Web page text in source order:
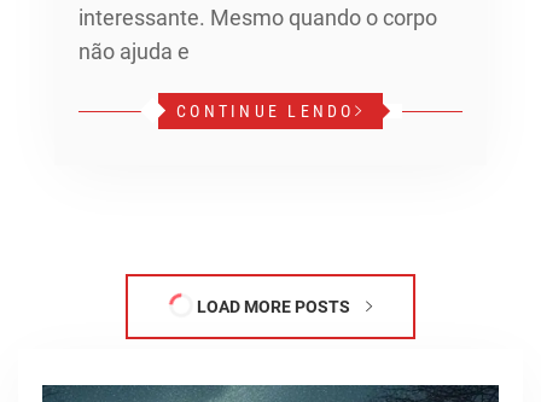
interessante. Mesmo quando o corpo
não ajuda e
CONTINUE LENDO
LOAD MORE POSTS